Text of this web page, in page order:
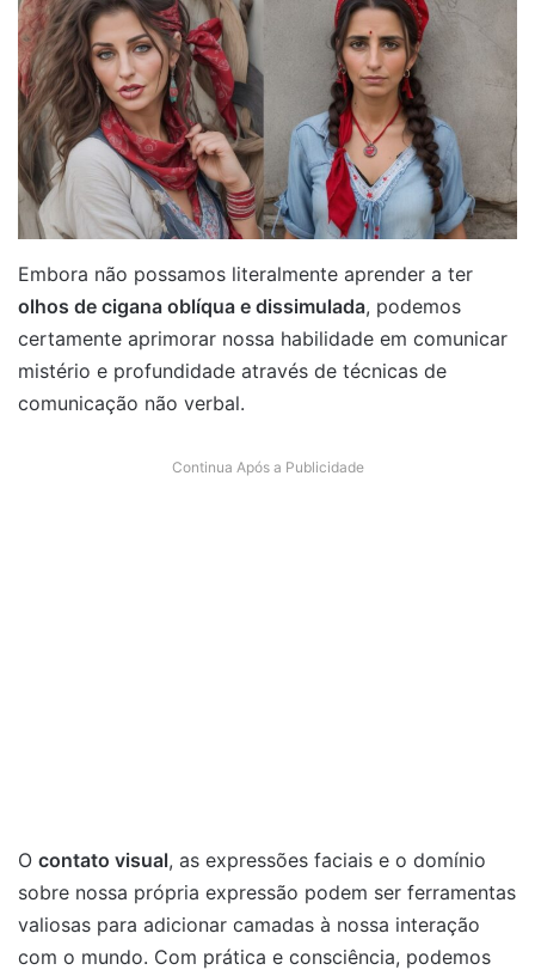
Embora não possamos literalmente aprender a ter
olhos de cigana oblíqua e dissimulada, podemos
certamente aprimorar nossa habilidade em comunicar
mistério e profundidade através de técnicas de
comunicação não verbal.
Continua Após a Publicidade
O contato visual, as expressões faciais e o domínio
sobre nossa própria expressão podem ser ferramentas
valiosas para adicionar camadas à nossa interação
com o mundo. Com prática e consciência, podemos